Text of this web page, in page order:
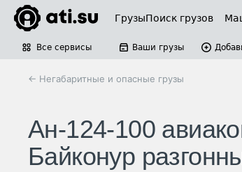
ГрузыПоиск грузов
Все сервисы Ваши грузы
← Негабаритные и опасные грузы
Ан-124-100
Байконур